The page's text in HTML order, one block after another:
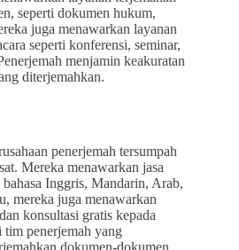
seperti dokumen hukum,
juga menawarkan layanan
seperti konferensi, seminar,
menjamin keakuratan
diterjemahkan.
penerjemah tersumpah
Mereka menawarkan jasa
Inggris, Mandarin, Arab,
mereka juga menawarkan
konsultasi gratis kepada
penerjemah yang
dokumen-dokumen